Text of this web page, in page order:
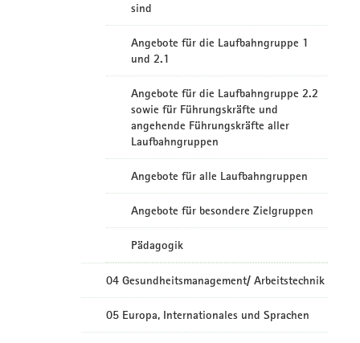
sind
Angebote für die Laufbahngruppe 1
und 2.1
Angebote für die Laufbahngruppe 2.2
sowie für Führungskräfte und
angehende Führungskräfte aller
Laufbahngruppen
Angebote für alle Laufbahngruppen
Angebote für besondere Zielgruppen
Pädagogik
04 Gesundheitsmanagement/ Arbeitstechnik
05 Europa, Internationales und Sprachen